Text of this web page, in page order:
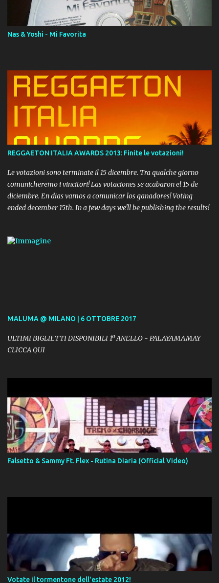
Momento!
Nas & Yoshi - Mi Favorita
REGGAETON ITALIA AWARDS 2013: Finite le votazioni!
Le votazioni sono terminate il 15 dicembre. Tra qualche giorno
comunicheremo i vincitori! Las votaciones se acabaron el 15 de
diciembre. En dias vamos a comunicar los ganadores! Voting
ended december 15th. In a few days we'll be publishing the results!
MALUMA @ MILANO | 6 OTTOBRE 2017
ULTIMI BIGLIETTI DISPONIBILI 1º ANELLO - PALAYAMAMAY
CLICCA QUI
Falsetto & Sammy Ft. Flex - Rutina Diaria (Official Video)
Votate il tormentone dell'estate 2012!